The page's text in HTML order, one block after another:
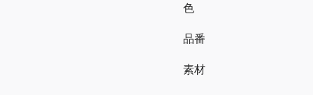
色
品番
素材